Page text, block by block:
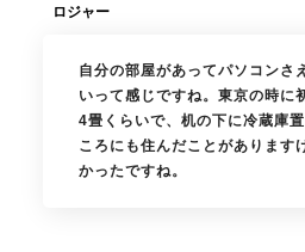
自分の部屋があってパソコンさ
いって感じですね。東京の時に
4畳くらいで、机の下に冷蔵庫
ころにも住んだことがあります
かったですね。